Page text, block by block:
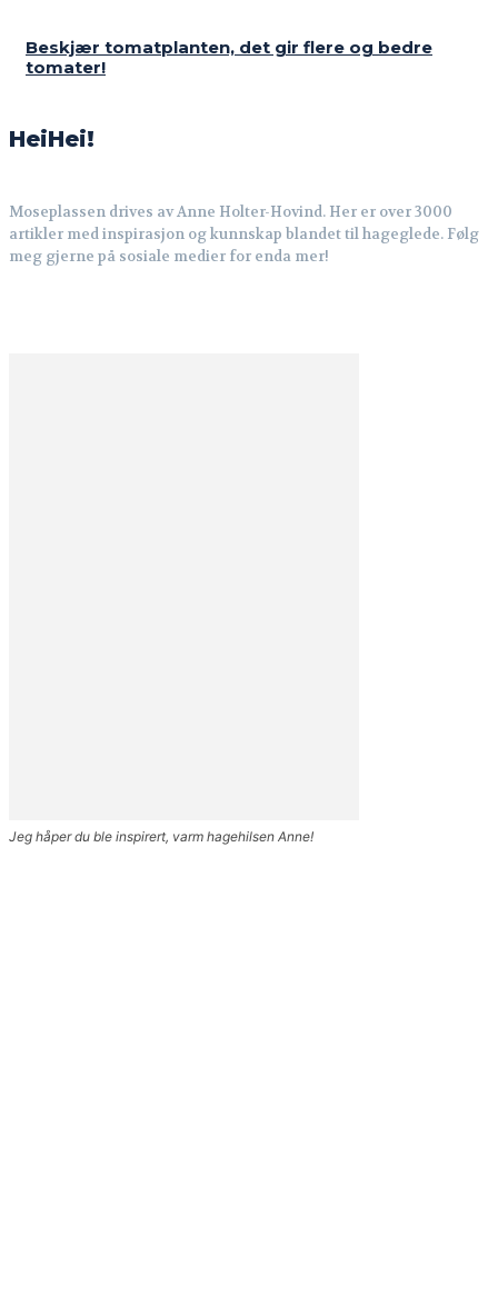
Beskjær tomatplanten, det gir flere og bedre
tomater!
HeiHei!
Moseplassen drives av Anne Holter-Hovind. Her er over 3000
artikler med inspirasjon og kunnskap blandet til hageglede. Følg
meg gjerne på sosiale medier for enda mer!
Jeg håper du ble inspirert, varm hagehilsen Anne!